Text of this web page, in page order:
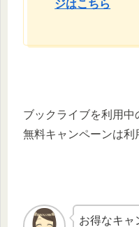
ジはこちら
ブックライブを利用中
無料キャンペーンは利
お得なキャ